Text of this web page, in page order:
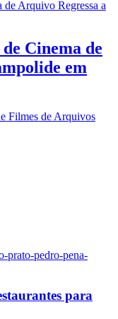
Cinema de
em
Filmes de Arquivos
prato-pedro-pena-
para